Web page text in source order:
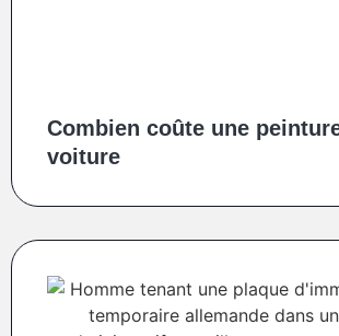
Combien coûte une
voiture